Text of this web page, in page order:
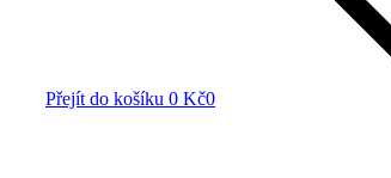
Přejít do košíku 0 Kč0